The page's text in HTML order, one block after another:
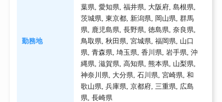
勤務地
葉県,愛知県,福井県, 大阪府,島根県,
茨城県,東京都, 新潟県, 岡山県,群馬
県, 鹿児島県,長野県,徳島県,奈良県,
鳥取県,秋田県,宮城県,福岡県, 山口
県,青森県,埼玉県,香川県,岩手県,沖
縄県,滋賀県,高知県,熊本県, 山梨県,
神奈川県, 大分県,石川県,宮崎県,和
歌山県,兵庫県,京都府,三重県, 広島
県,長崎県